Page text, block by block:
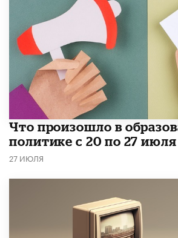
​Что произошло в
политике с 20 по 27 июля
27 ИЮЛЯ